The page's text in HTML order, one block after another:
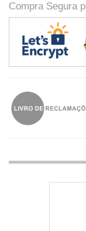
Compra Segura